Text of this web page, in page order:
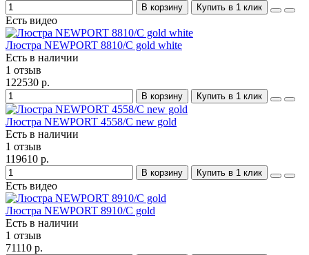
В корзину Купить в 1 клик
Есть видео
Люстра NEWPORT 8810/C gold white
Есть в наличии
1 отзыв
122530 р.
В корзину Купить в 1 клик
Люстра NEWPORT 4558/C new gold
Есть в наличии
1 отзыв
119610 р.
В корзину Купить в 1 клик
Есть видео
Люстра NEWPORT 8910/C gold
Есть в наличии
1 отзыв
71110 р.